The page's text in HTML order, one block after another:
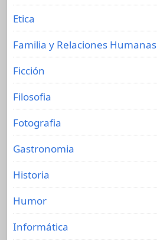
Etica
Familia y Relaciones Humanas
Ficción
Filosofia
Fotografia
Gastronomia
Historia
Humor
Informática